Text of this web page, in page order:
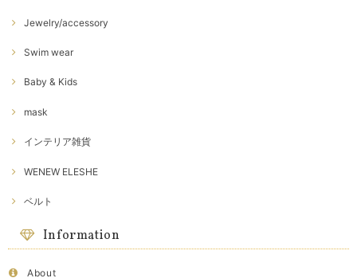
Jewelry/accessory
Swim wear
Baby & Kids
mask
インテリア雑貨
WENEW ELESHE
ベルト
Information
About